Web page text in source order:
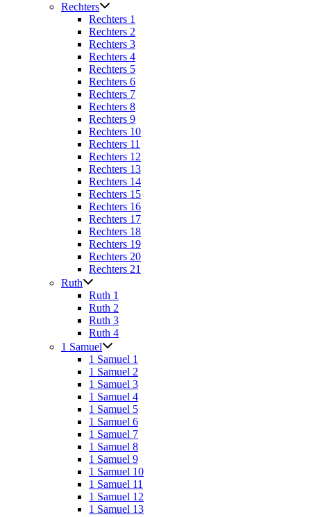
Rechters
Rechters 1
Rechters 2
Rechters 3
Rechters 4
Rechters 5
Rechters 6
Rechters 7
Rechters 8
Rechters 9
Rechters 10
Rechters 11
Rechters 12
Rechters 13
Rechters 14
Rechters 15
Rechters 16
Rechters 17
Rechters 18
Rechters 19
Rechters 20
Rechters 21
Ruth
Ruth 1
Ruth 2
Ruth 3
Ruth 4
1 Samuel
1 Samuel 1
1 Samuel 2
1 Samuel 3
1 Samuel 4
1 Samuel 5
1 Samuel 6
1 Samuel 7
1 Samuel 8
1 Samuel 9
1 Samuel 10
1 Samuel 11
1 Samuel 12
1 Samuel 13